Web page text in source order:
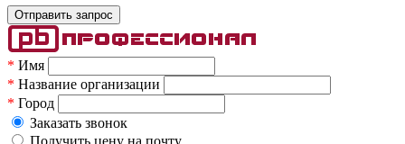
* Имя
* Название организации
* Город
Заказать звонок
Получить цену на почту